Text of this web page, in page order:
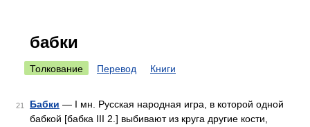
бабки
Толкование Перевод Книги
21 Бабки — I мн. Русская народная игра, в которой одной
бабкой [бабка III 2.] выбивают из круга другие кости,